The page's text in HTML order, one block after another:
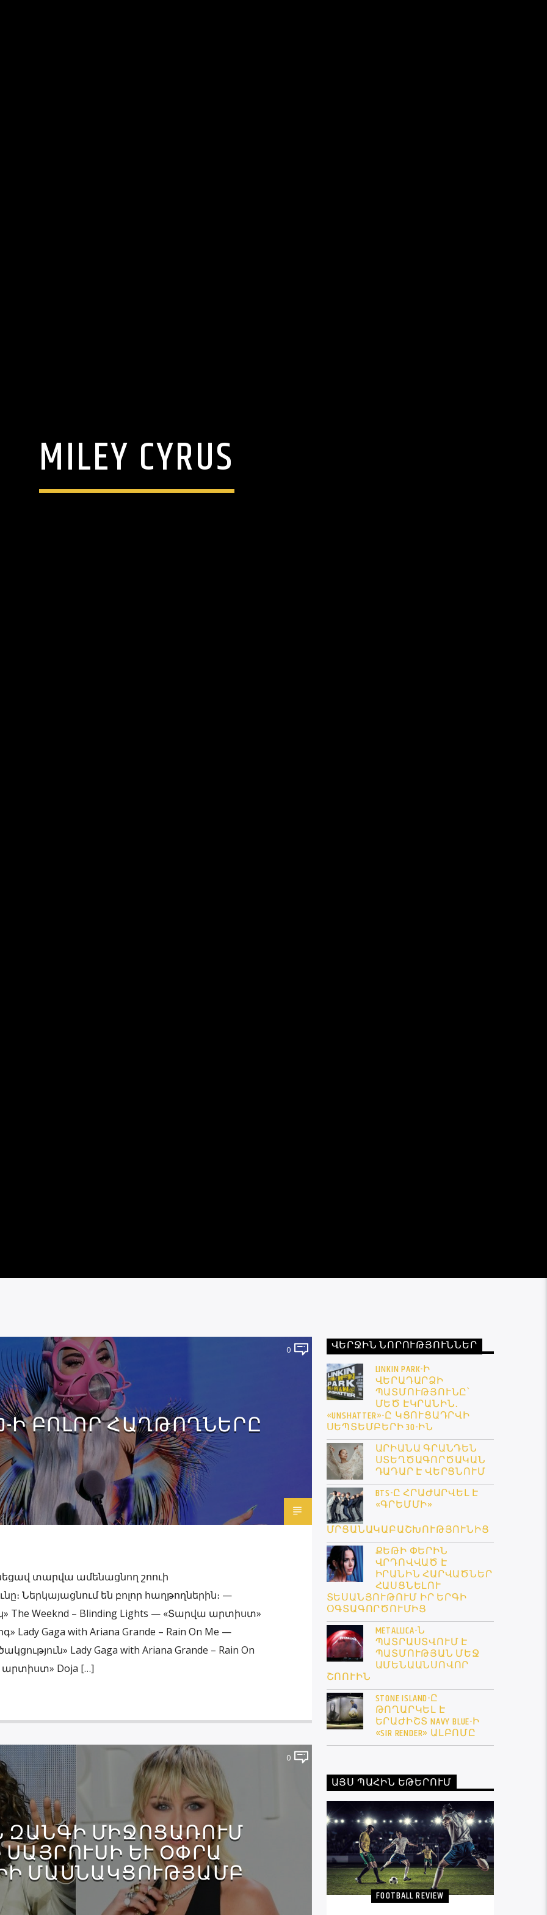
MILEY CYRUS
0
Ի ԲՈԼՈՐ ՀԱՂԹՈՂՆԵՐԸ
տարվա ամենացնող շոուի
Ներկայացնում են բոլոր հաղթողներին։ —
The Weeknd – Blinding Lights — «Տարվա արտիստ»
Lady Gaga with Ariana Grande – Rain On Me —
Lady Gaga with Ariana Grande – Rain On
Doja […]
0
ԶԱՆԳԻ ՄԻՋՈՑԱՌՈՒՄ
ԵՒ ՕՓՐԱ Ո
ՄԱՍՆԱԿՑՈՒԹՅԱՄԲ
ՎԵՐՋԻՆ ՆՈՐՈՒԹՅՈՒՆՆԵՐ
LINKIN PARK-Ի
ՎԵՐԱԴԱՐՁԻ
ՊԱՏՄՈՒԹՅՈՒՆԸ՝
ՄԵԾ ԷԿՐԱՆԻՆ․
«UNSHATTER»-Ը ԿՑՈՒՑԱԴՐՎԻ
ՍԵՊՏԵՄԲԵՐԻ 30-ԻՆ
ԱՐԻԱՆԱ ԳՐԱՆԴԵՆ
ՍՏԵՂԾԱԳՈՐԾԱԿԱՆ
ԴԱԴԱՐ Է ՎԵՐՑՆՈՒՄ
BTS-Ը ՀՐԱԺԱՐՎԵԼ Է
«ԳՐԵՄՄԻ»
ՄՐՑԱՆԱԿԱԲԱՇԽՈՒԹՅՈՒՆԻՑ
ՔԵԹԻ ՓԵՐԻՆ
ՎՐԴՈՎՎԱԾ Է
ԻՐԱՆԻՆ ՀԱՐՎԱԾՆԵՐ
ՀԱՍՑՆԵԼՈՒ
ՏԵՍԱՆՅՈՒԹՈՒՄ ԻՐ ԵՐԳԻ
ՕԳՏԱԳՈՐԾՈՒՄԻՑ
METALLICA-Ն
ՊԱՏՐԱՍՏՎՈՒՄ Է
ՊԱՏՄՈՒԹՅԱՆ ՄԵՋ
ԱՄԵՆԱԱՆՍՈՎՈՐ
ՇՈՈՒԻՆ
STONE ISLAND-Ը
ԹՈՂԱՐԿԵԼ Է
ԵՐԱԺԻՇՏ NAVY BLUE-Ի
«SIR RENDER» ԱԼԲՈՄԸ
ԱՅՍ ՊԱՀԻՆ ԵԹԵՐՈՒՄ
FOOTBALL REVIEW